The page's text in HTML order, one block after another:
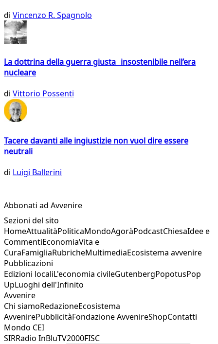
di Vincenzo R. Spagnolo
La dottrina della guerra giusta insostenibile nell’era
nucleare
di Vittorio Possenti
Tacere davanti alle ingiustizie non vuol dire essere
neutrali
di Luigi Ballerini
Abbonati ad Avvenire
Sezioni del sito
HomeAttualitàPoliticaMondoAgoràPodcastChiesaIdee e
CommentiEconomiaVita e
CuraFamigliaRubricheMultimediaEcosistema avvenire
Pubblicazioni
Edizioni localiL'economia civileGutenbergPopotusPop
UpLuoghi dell'Infinito
Avvenire
Chi siamoRedazioneEcosistema
AvvenirePubblicitàFondazione AvvenireShopContatti
Mondo CEI
SIRRadio InBluTV2000FISC